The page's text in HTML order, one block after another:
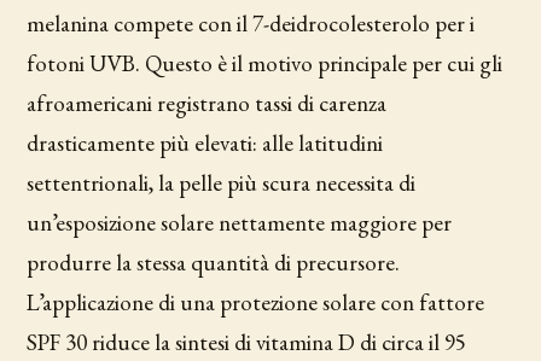
melanina compete con il 7-deidrocolesterolo per i
fotoni UVB. Questo è il motivo principale per cui gli
afroamericani registrano tassi di carenza
drasticamente più elevati: alle latitudini
settentrionali, la pelle più scura necessita di
un’esposizione solare nettamente maggiore per
produrre la stessa quantità di precursore.
L’applicazione di una protezione solare con fattore
SPF 30 riduce la sintesi di vitamina D di circa il 95